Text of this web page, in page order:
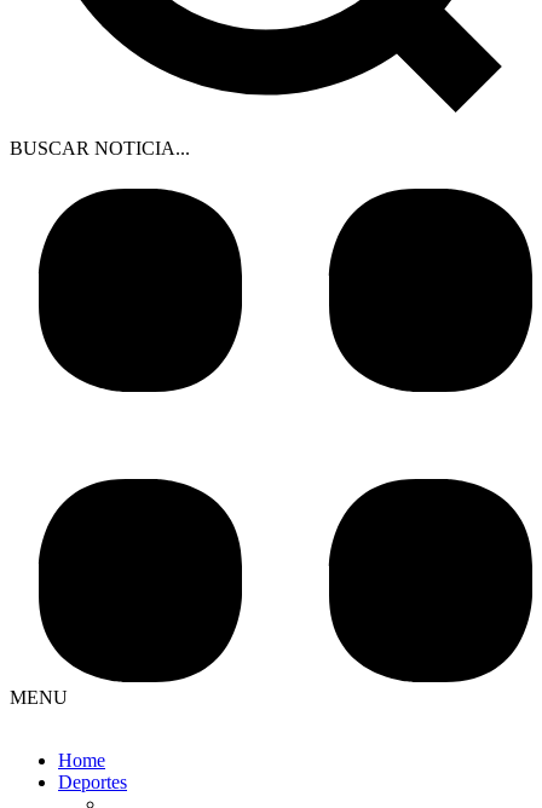
BUSCAR NOTICIA...
MENU
Home
Deportes